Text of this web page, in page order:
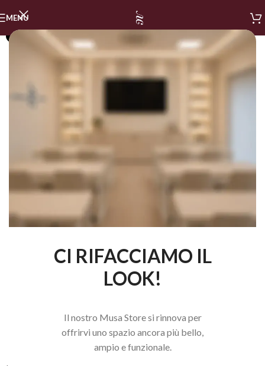
CI RIFACCIAMO IL
LOOK!
Il nostro Musa Store si rinnova per
offrirvi uno spazio ancora più bello,
ampio e funzionale.
MENU